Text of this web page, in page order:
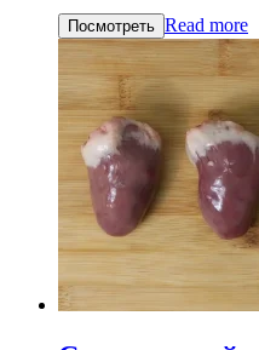
Посмотреть Read more